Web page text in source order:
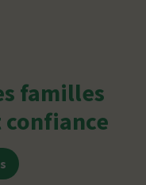
familles